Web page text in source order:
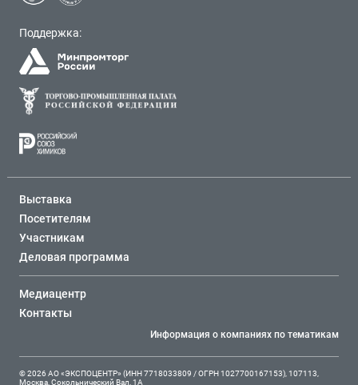
Поддержка:
Выставка
Посетителям
Участникам
Деловая программа
Медиацентр
Контакты
Информация о компаниях по тематикам
© 2026 АО «ЭКСПОЦЕНТР» (ИНН 7718033809 / ОГРН 1027700167153), 107113,
Москва, Сокольнический Вал, 1А